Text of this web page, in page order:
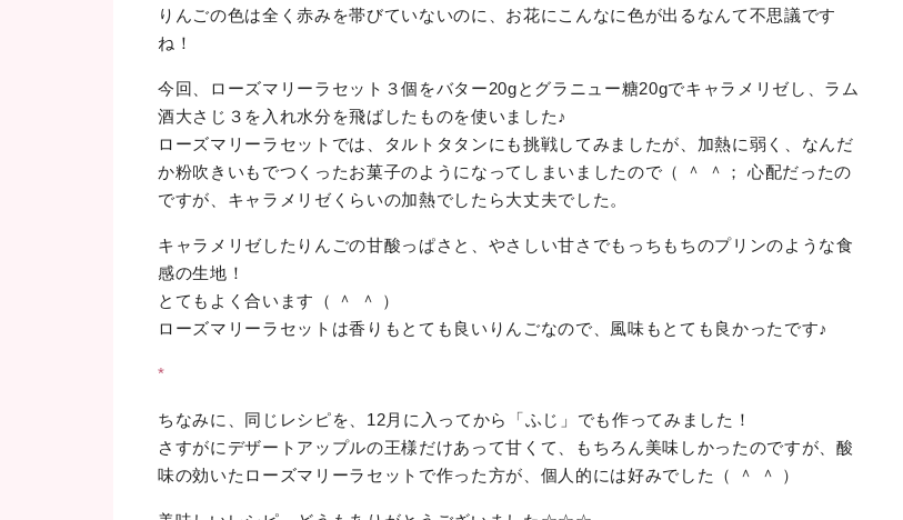
りんごの色は全く赤みを帯びていないのに、お花にこんなに色が出るなんて不思議です
ね！
今回、ローズマリーラセット３個をバター20gとグラニュー糖20gでキャラメリゼし、ラム
酒大さじ３を入れ水分を飛ばしたものを使いました♪
ローズマリーラセットでは、タルトタタンにも挑戦してみましたが、加熱に弱く、なんだ
か粉吹きいもでつくったお菓子のようになってしまいましたので（ ＾ ＾； 心配だったの
ですが、キャラメリゼくらいの加熱でしたら大丈夫でした。
キャラメリゼしたりんごの甘酸っぱさと、やさしい甘さでもっちもちのプリンのような食
感の生地！
とてもよく合います（ ＾ ＾ ）
ローズマリーラセットは香りもとても良いりんごなので、風味もとても良かったです♪
*
ちなみに、同じレシピを、12月に入ってから「ふじ」でも作ってみました！
さすがにデザートアップルの王様だけあって甘くて、もちろん美味しかったのですが、酸
味の効いたローズマリーラセットで作った方が、個人的には好みでした（ ＾ ＾ ）